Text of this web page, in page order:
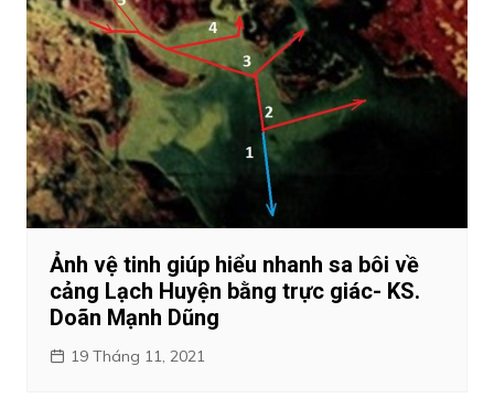
Ảnh vệ tinh giúp hiểu nhanh sa bôi về
cảng Lạch Huyện bằng trực giác- KS.
Doãn Mạnh Dũng
19 Tháng 11, 2021